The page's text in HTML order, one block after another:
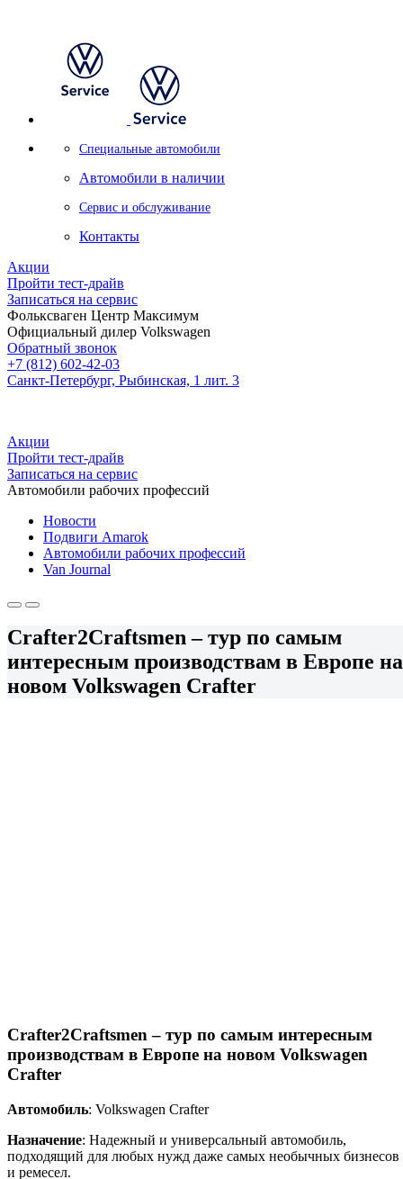
Специальные автомобили
Автомобили в наличии
Сервис и обслуживание
Контакты
Акции
Пройти тест-драйв
Записаться на сервис
Фольксваген Центр Максимум
Официальный дилер Volkswagen
Обратный звонок
+7 (812) 602-42-03
Санкт-Петербург, Рыбинская, 1 лит. 3
Акции
Пройти тест-драйв
Записаться на сервис
Автомобили рабочих профессий
Новости
Подвиги Amarok
Автомобили рабочих профессий
Van Journal
Crafter2Craftsmen – тур по самым
интересным производствам в Европе на
новом Volkswagen Crafter
Crafter2Craftsmen – тур по самым интересным
производствам в Европе на новом Volkswagen
Crafter
Автомобиль: Volkswagen Crafter
Назначение: Надежный и универсальный автомобиль,
подходящий для любых нужд даже самых необычных бизнесов
и ремесел.